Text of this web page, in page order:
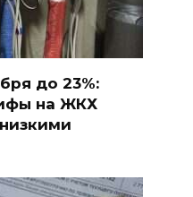
до 23%:
на ЖКХ